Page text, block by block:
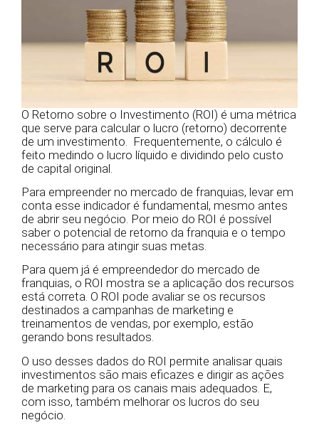
O Retorno sobre o Investimento (ROI) é uma métrica
que serve para calcular o lucro (retorno) decorrente
de um investimento. Frequentemente, o cálculo é
feito medindo o lucro líquido e dividindo pelo custo
de capital original.
Para empreender no mercado de franquias, levar em
conta esse indicador é fundamental, mesmo antes
de abrir seu negócio. Por meio do ROI é possível
saber o potencial de retorno da franquia e o tempo
necessário para atingir suas metas.
Para quem já é empreendedor do mercado de
franquias, o ROI mostra se a aplicação dos recursos
está correta. O ROI pode avaliar se os recursos
destinados a campanhas de marketing e
treinamentos de vendas, por exemplo, estão
gerando bons resultados.
O uso desses dados do ROI permite analisar quais
investimentos são mais eficazes e dirigir as ações
de marketing para os canais mais adequados. E,
com isso, também melhorar os lucros do seu
negócio.